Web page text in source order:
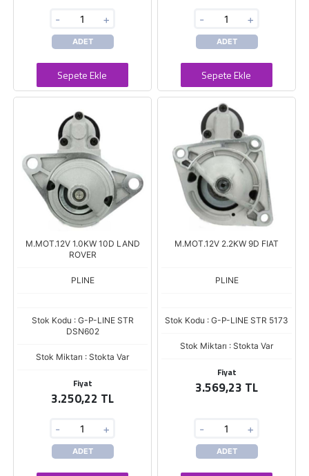
- +
ADET
Sepete Ekle
- +
ADET
Sepete Ekle
M.MOT.12V 1.0KW 10D LAND
ROVER
PLINE
Stok Kodu : G-P-LINE STR
DSN602
Stok Miktarı : Stokta Var
Fiyat
3.250,22 TL
- +
ADET
M.MOT.12V 2.2KW 9D FIAT
PLINE
Stok Kodu : G-P-LINE STR 5173
Stok Miktarı : Stokta Var
Fiyat
3.569,23 TL
- +
ADET